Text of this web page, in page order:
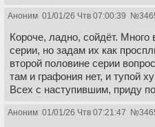
Аноним 01/01/26 Чтв 07:00:39 №
Короче, ладно, сойдёт.
серии, но задам их как
второй половине серии
там и графония нет, и тупой
Всех с наступившим, приду
Аноним 01/01/26 Чтв 07:21:47 №